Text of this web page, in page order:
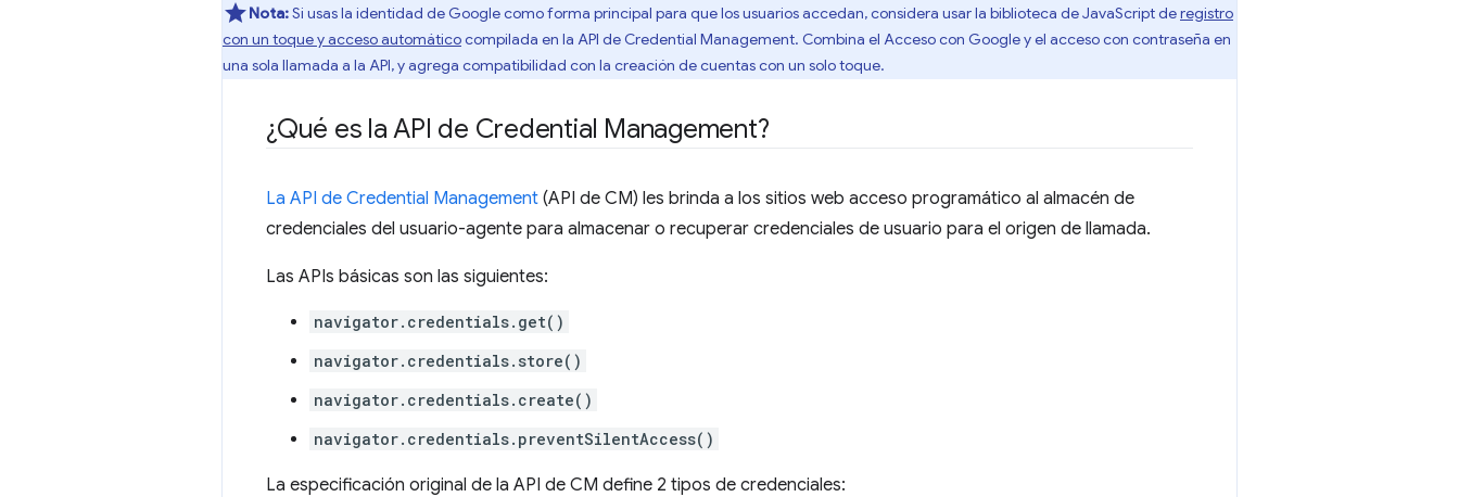
Nota:Si usas la identidad de Google como forma principal para que los usuarios accedan, considera usar la biblioteca de JavaScript deregistro
con un toque y acceso automáticocompilada en la API de Credential Management. Combina el Acceso con Google y el acceso con contraseña en
una sola llamada a la API, y agrega compatibilidad con la creación de cuentas con un solo toque.
¿Qué es la API de Credential Management?
La API de Credential Management (API de CM) les brinda a los sitios web acceso programático al almacén de
credenciales del usuario-agente para almacenar o recuperar credenciales de usuario para el origen de llamada.
Las APIs básicas son las siguientes:
navigator.credentials.get()
navigator.credentials.store()
navigator.credentials.create()
navigator.credentials.preventSilentAccess()
La especificación original de la API de CM define 2 tipos de credenciales: